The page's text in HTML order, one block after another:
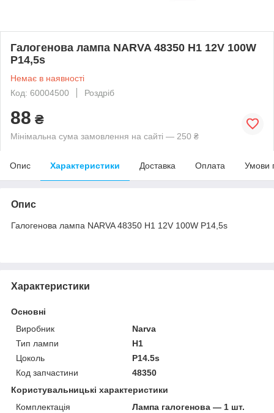
Галогенова лампа NARVA 48350 H1 12V 100W
P14,5s
Немає в наявності
Код: 60004500
Роздріб
88 ₴
Мінімальна сума замовлення на сайті — 250 ₴
Опис Характеристики Доставка Оплата Умови
Опис
Галогенова лампа NARVA 48350 H1 12V 100W P14,5s
Характеристики
Основні
Виробник
Narva
Тип лампи
H1
Цоколь
P14.5s
Код запчастини
48350
Користувальницькі характеристики
Комплектація
Лампа галогенова — 1 шт.